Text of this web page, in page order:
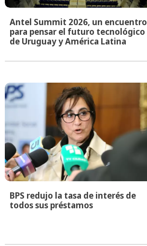
Antel Summit 2026, un encuentro
para pensar el futuro tecnológico
de Uruguay y América Latina
BPS redujo la tasa de interés de
todos sus préstamos